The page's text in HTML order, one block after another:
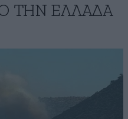
ΤΗΝ ΕΛΛΑΔΑ